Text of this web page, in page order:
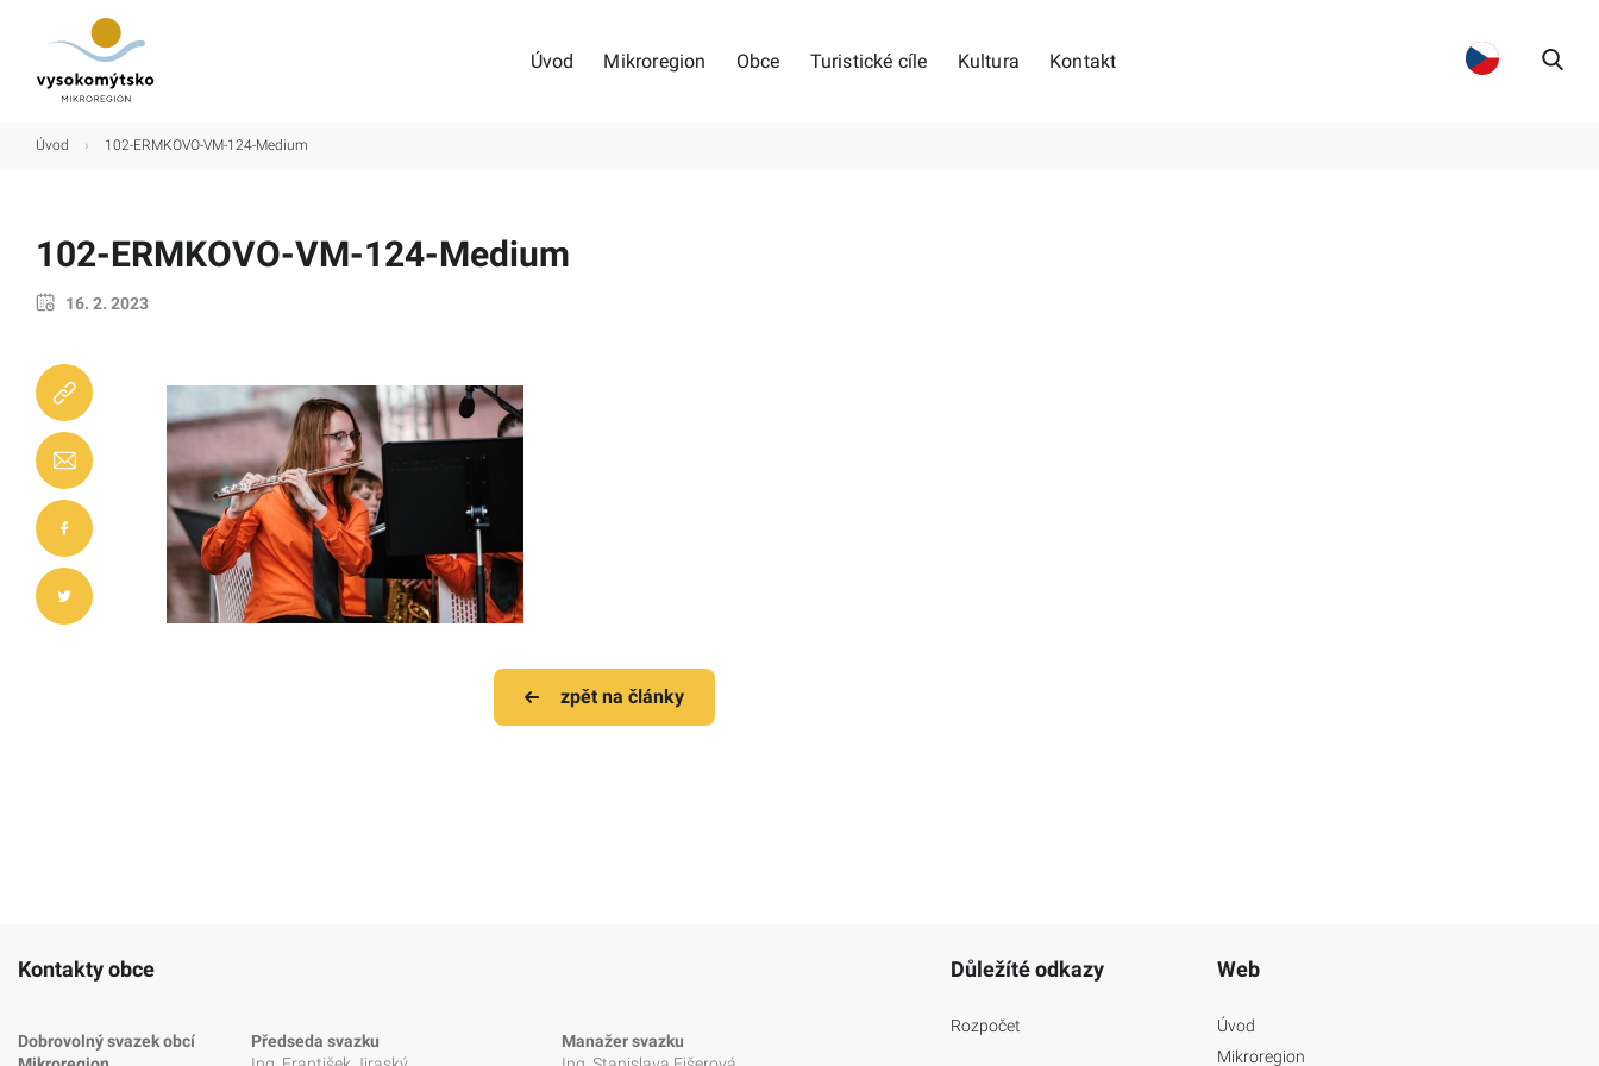
Úvod Mikroregion Obce Turistické cíle Kultura Kontakt
Úvod › 102-ERMKOVO-VM-124-Medium
102-ERMKOVO-VM-124-Medium
16. 2. 2023
zpět na články
Kontakty obce
Dobrovolný svazek obcí
Předseda svazku
Manažer svazku
Důležíté odkazy
Rozpočet
Web
Úvod
Mikroregion
Turistické cíle
Kultura
Kontakt